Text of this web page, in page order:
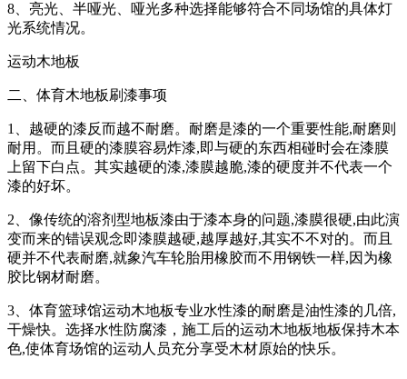
8、亮光、半哑光、哑光多种选择能够符合不同场馆的具体灯
光系统情况。
运动木地板
二、体育木地板刷漆事项
1、越硬的漆反而越不耐磨。耐磨是漆的一个重要性能,耐磨则
耐用。而且硬的漆膜容易炸漆,即与硬的东西相碰时会在漆膜
上留下白点。其实越硬的漆,漆膜越脆,漆的硬度并不代表一个
漆的好坏。
2、像传统的溶剂型地板漆由于漆本身的问题,漆膜很硬,由此演
变而来的错误观念即漆膜越硬,越厚越好,其实不不对的。而且
硬并不代表耐磨,就象汽车轮胎用橡胶而不用钢铁一样,因为橡
胶比钢材耐磨。
3、体育篮球馆运动木地板专业水性漆的耐磨是油性漆的几倍,
干燥快。选择水性防腐漆，施工后的运动木地板地板保持木本
色,使体育场馆的运动人员充分享受木材原始的快乐。